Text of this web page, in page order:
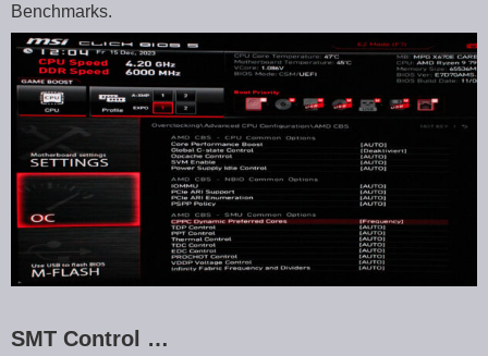
Benchmarks.
SMT Control …